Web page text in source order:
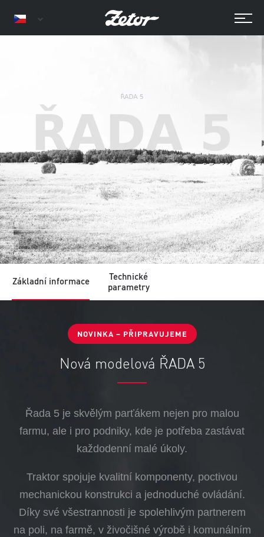
Základní informace
Technické
parametry
NOVINKA – PŘIPRAVUJEME
Nová modelová ŘADA 5
Řada 5 je skvělým parťákem nejen pro malou
farmu, ale i pro podniky, kde je potřeba zastávat
každodenní malé úkoly.
Traktor spojuje kvalitní komponenty, poctivou
mechanickou konstrukci a jednoduché ovládání.
Díky své všestrannosti je spolehlivým partnerem
na poli, na farmě, v živočišné výrobě i komunálním